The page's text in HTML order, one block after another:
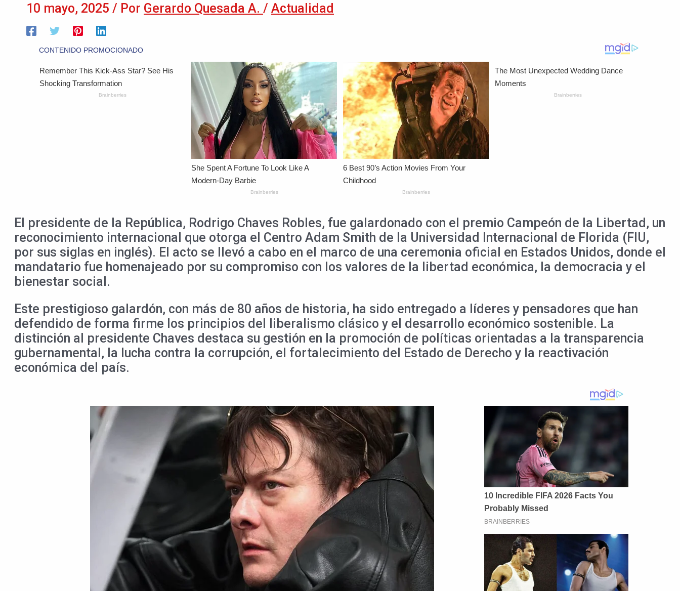
10 mayo, 2025 / Por Gerardo Quesada A. / Actualidad
El presidente de la República, Rodrigo Chaves Robles, fue galardonado con el premio Campeón de la Libertad, un
reconocimiento internacional que otorga el Centro Adam Smith de la Universidad Internacional de Florida (FIU,
por sus siglas en inglés). El acto se llevó a cabo en el marco de una ceremonia oficial en Estados Unidos, donde el
mandatario fue homenajeado por su compromiso con los valores de la libertad económica, la democracia y el
bienestar social.
Este prestigioso galardón, con más de 80 años de historia, ha sido entregado a líderes y pensadores que han
defendido de forma firme los principios del liberalismo clásico y el desarrollo económico sostenible. La
distinción al presidente Chaves destaca su gestión en la promoción de políticas orientadas a la transparencia
gubernamental, la lucha contra la corrupción, el fortalecimiento del Estado de Derecho y la reactivación
económica del país.